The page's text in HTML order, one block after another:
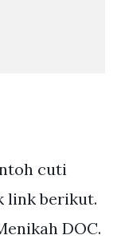
cuti
link berikut.
DOC.